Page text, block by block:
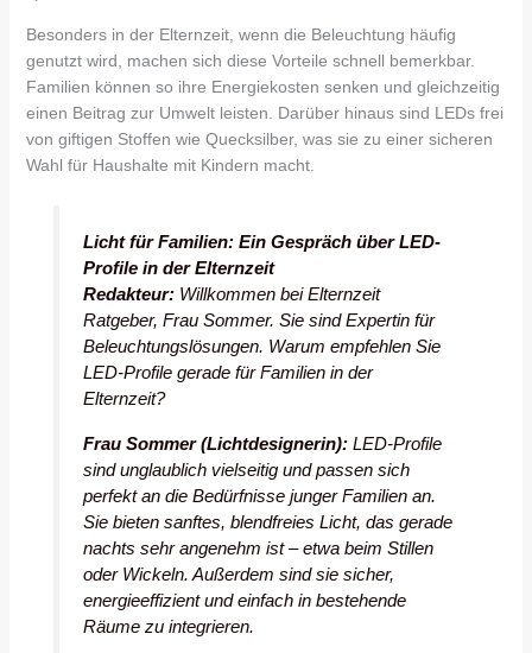
Besonders in der Elternzeit, wenn die Beleuchtung häufig
genutzt wird, machen sich diese Vorteile schnell bemerkbar.
Familien können so ihre Energiekosten senken und gleichzeitig
einen Beitrag zur Umwelt leisten. Darüber hinaus sind LEDs frei
von giftigen Stoffen wie Quecksilber, was sie zu einer sicheren
Wahl für Haushalte mit Kindern macht.
Licht für Familien: Ein Gespräch über LED-
Profile in der Elternzeit
Redakteur:Willkommen beiElternzeit
Ratgeber, Frau Sommer. Sie sind Expertin für
Beleuchtungslösungen. Warum empfehlen Sie
LED-Profile gerade für Familien in der
Elternzeit?
Frau Sommer (Lichtdesignerin):LED-Profile
sind unglaublich vielseitig und passen sich
perfekt an die Bedürfnisse junger Familien an.
Sie bieten sanftes, blendfreies Licht, das gerade
nachts sehr angenehm ist – etwa beim Stillen
oder Wickeln. Außerdem sind sie sicher,
energieeffizient und einfach in bestehende
Räume zu integrieren.